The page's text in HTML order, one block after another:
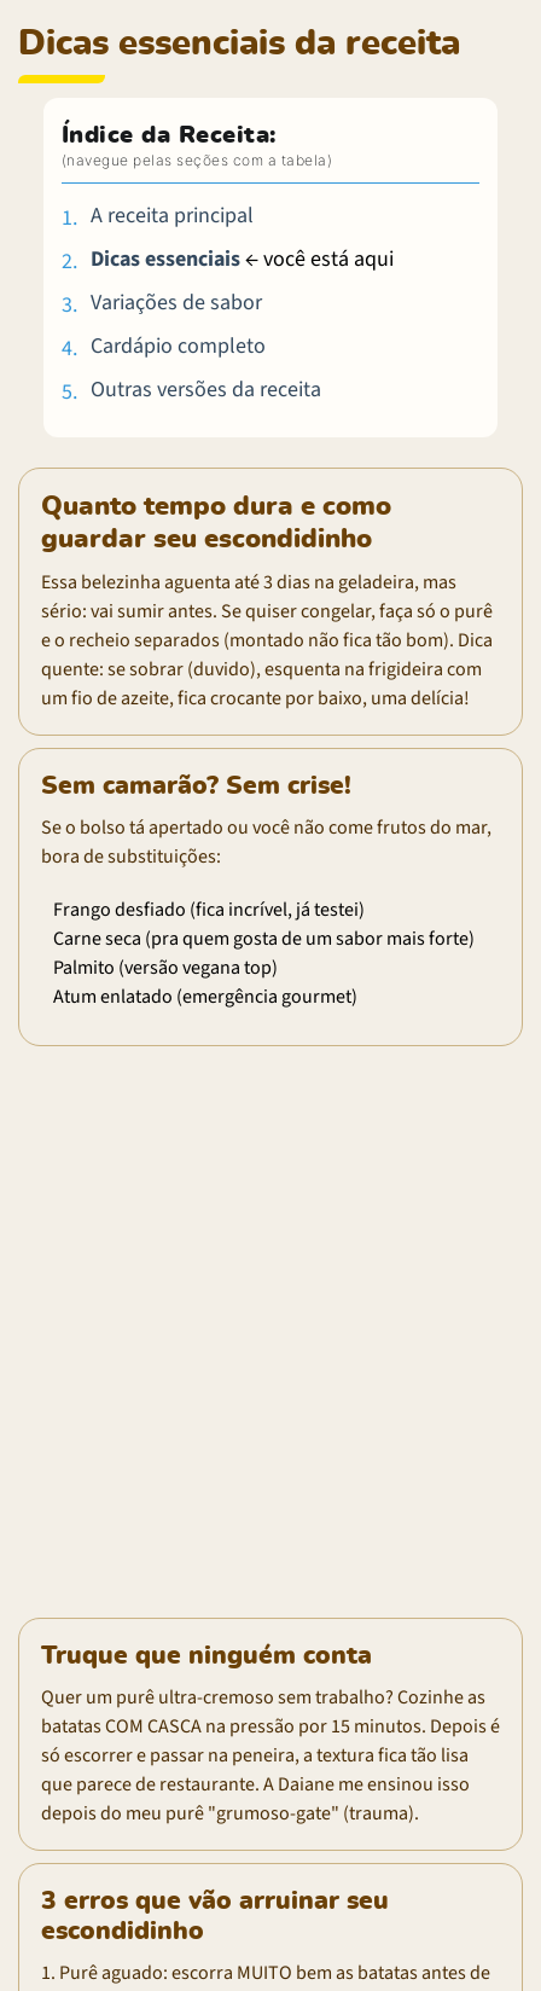
Dicas essenciais da receita
Índice da Receita:
A receita principal
Dicas essenciais← você está aqui
Variações de sabor
Cardápio completo
Outras versões da receita
Quanto tempo dura e como
guardar seu escondidinho
Essa belezinha aguenta até 3 dias na geladeira, mas
sério: vai sumir antes. Se quiser congelar, faça só o purê
e o recheio separados (montado não fica tão bom). Dica
quente: se sobrar (duvido), esquenta na frigideira com
um fio de azeite, fica crocante por baixo, uma delícia!
Sem camarão? Sem crise!
Se o bolso tá apertado ou você não come frutos do mar,
bora de substituições:
Frango desfiado (fica incrível, já testei)
Carne seca (pra quem gosta de um sabor mais forte)
Palmito (versão vegana top)
Atum enlatado (emergência gourmet)
Truque que ninguém conta
Quer um purê ultra-cremoso sem trabalho? Cozinhe as
batatas COM CASCA na pressão por 15 minutos. Depois é
só escorrer e passar na peneira, a textura fica tão lisa
que parece de restaurante. A Daiane me ensinou isso
depois do meu purê "grumoso-gate" (trauma).
3 erros que vão arruinar seu
escondidinho
1. Purê aguado: escorra MUITO bem as batatas antes de